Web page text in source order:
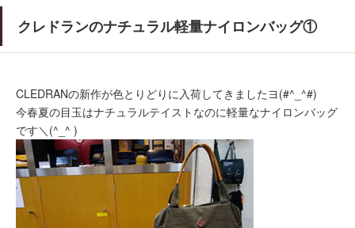
クレドランのナチュラル軽量ナイロンバッグ①
CLEDRANの新作が色とりどりに入荷してきましたヨ(#^_^#)
今春夏の目玉はナチュラルテイストなのに軽量なナイロンバッグ
です＼(^_^ )